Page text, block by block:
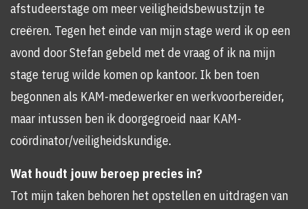
afstudeerstage om meer veiligheidsbewustzijn te
creëren. Tegen het einde van mijn stage werd ik op een
avond door Stefan gebeld met de vraag of ik na mijn
stage terug wilde komen op kantoor. Ik ben toen
begonnen als KAM-medewerker en werkvoorbereider,
maar intussen ben ik doorgegroeid naar KAM-
coördinator/veiligheidskundige.
Wat houdt jouw beroep precies in?
Tot mijn taken behoren het opstellen en uitdragen van